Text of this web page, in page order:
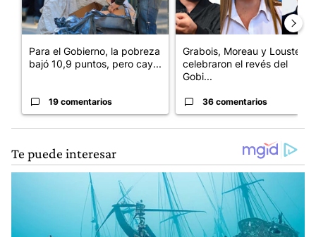
Para el Gobierno, la pobreza
bajó 10,9 puntos, pero cay...
19 comentarios
Grabois, Moreau y Lousteau
celebraron el revés del
Gobi...
36 comentarios